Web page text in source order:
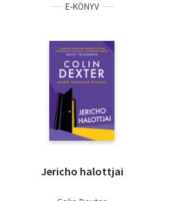
E-KÖNYV
Jericho halottjai